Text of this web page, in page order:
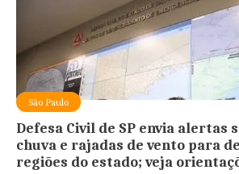
São Paulo
Defesa Civil de SP envia alertas
chuva e rajadas de vento para
regiões do estado; veja